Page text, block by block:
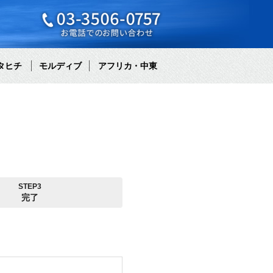
ヒチ モルディブ アフリカ・中東
STEP3
完了